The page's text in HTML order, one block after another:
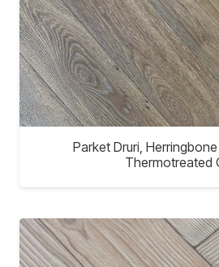
Parket Druri,
Thermotreated